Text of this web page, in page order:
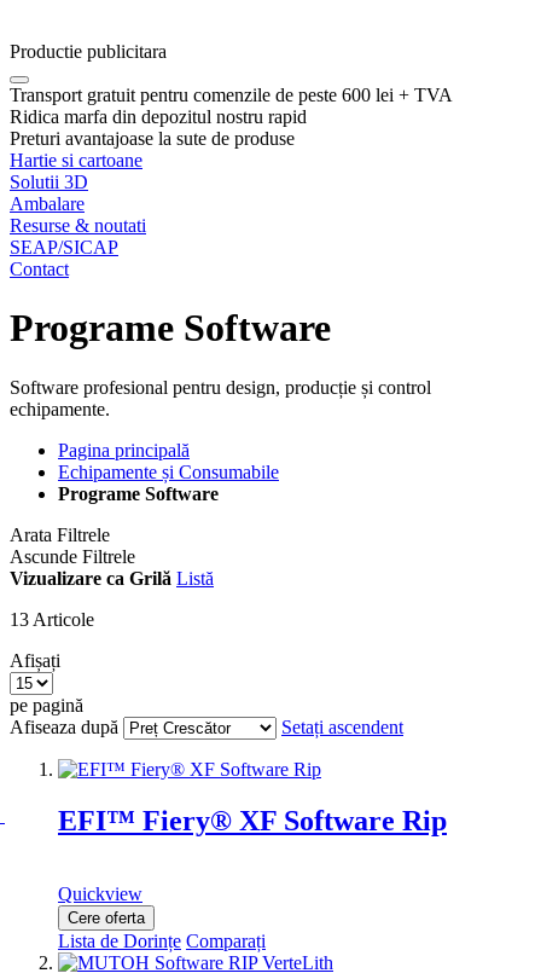
Productie publicitara
Transport gratuit pentru comenzile de peste 600 lei + TVA
Ridica marfa din depozitul nostru rapid
Preturi avantajoase la sute de produse
Hartie si cartoane
Solutii 3D
Ambalare
Resurse & noutati
SEAP/SICAP
Contact
Programe Software
Software profesional pentru design, producție și control
echipamente.
Pagina principală
Echipamente și Consumabile
Programe Software
Arata Filtrele
Ascunde Filtrele
Vizualizare ca Grilă Listă
13 Articole
Afișați
pe pagină
Afiseaza după
Setați ascendent
EFI™ Fiery® XF Software Rip
Quickview
Cere oferta
Lista de Dorințe Comparați